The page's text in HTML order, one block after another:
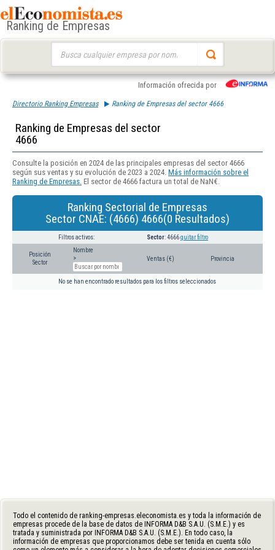
Ranking de Empresas
Información ofrecida por
Directorio Ranking Empresas Ranking de Empresas del sector 4666
Ranking de Empresas del sector
4666
Consulte la posición en 2024 de las principales empresas del sector 4666
según sus ventas y su evolución de 2023 a 2024. Más información sobre el
Ranking de Empresas. El sector de 4666 factura un total de NaN€.
Ranking Sectorial de Empresas
Sector CNAE: (4666) 4666(0 Resultados)
Filtros activos: Sector: 4666quitar filtro
Posición
Sector
Nombre
>
Ventas (€) Provincia
No se han encontrado resultados para los filtros seleccionados
Todo el contenido de ranking-empresas.eleconomista.es y toda la información de
empresas procede de la base de datos de INFORMA D&B S.A.U. (S.M.E.) y es
tratada y suministrada por INFORMA D&B S.A.U. (S.M.E.). En todo caso, la
información de empresas que proporcionamos debe ser tenida en cuenta sólo